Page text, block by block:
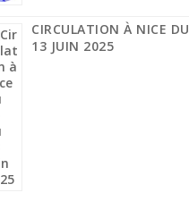
CIRCULATION À NICE
13 JUIN 2025